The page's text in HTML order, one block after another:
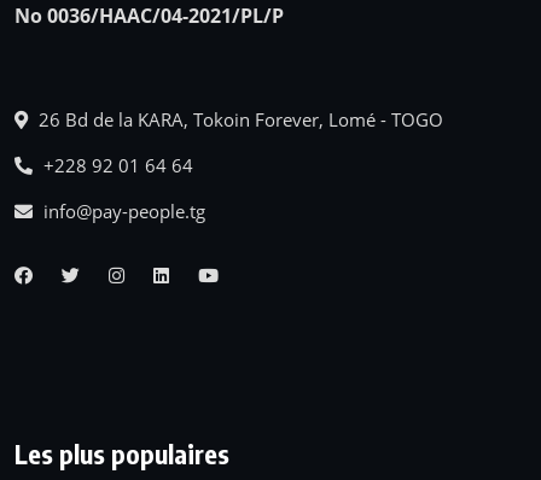
No 0036/HAAC/04-2021/PL/P
26 Bd de la KARA, Tokoin Forever, Lomé - TOGO
+228 92 01 64 64
info@pay-people.tg
Les plus populaires